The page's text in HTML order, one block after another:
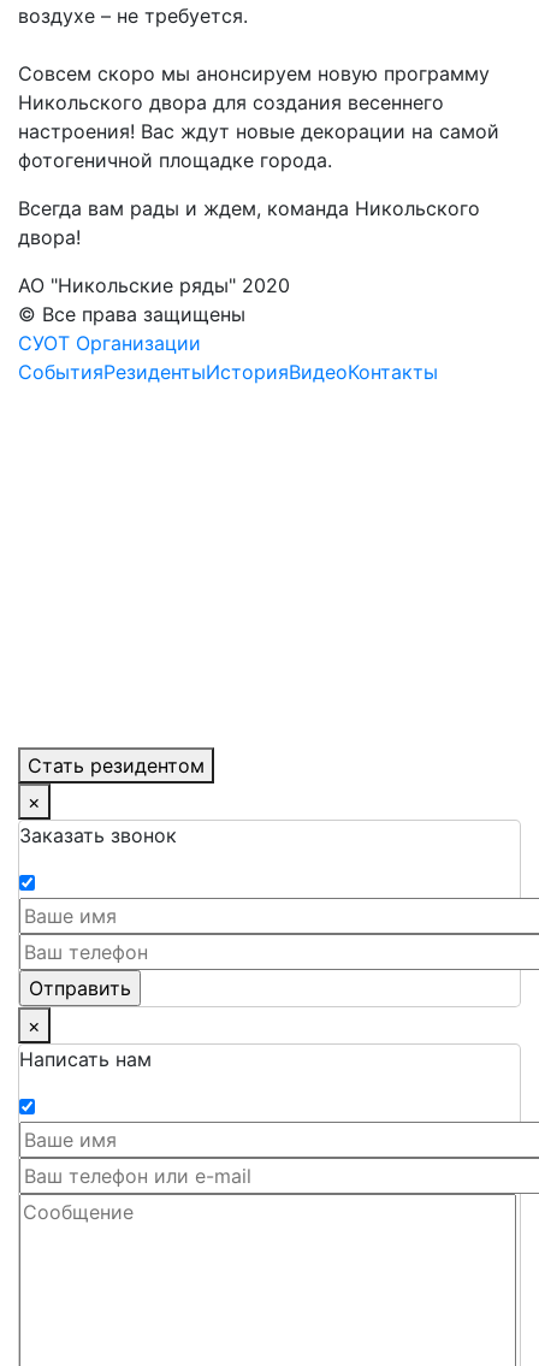
воздухе – не требуется.
Совсем скоро мы анонсируем новую программу
Никольского двора для создания весеннего
настроения! Вас ждут новые декорации на самой
фотогеничной площадке города.
Всегда вам рады и ждем, команда Никольского
двора!
АО "Никольские ряды" 2020
© Все права защищены
СУОТ Организации
СобытияРезидентыИсторияВидеоКонтакты
Стать резидентом
×
Заказать звонок
×
Написать нам